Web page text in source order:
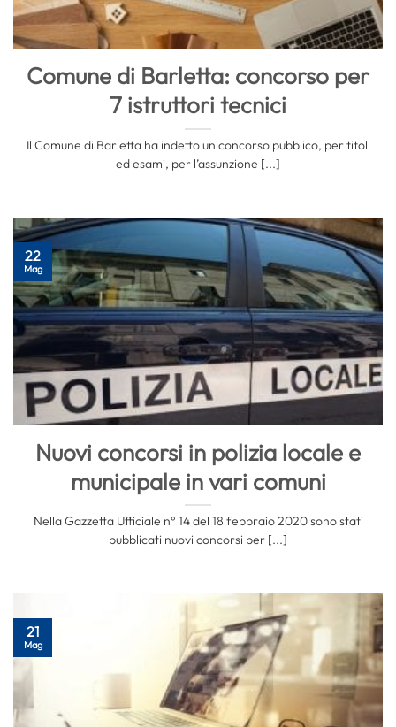
Comune di Barletta: concorso per
7 istruttori tecnici
Il Comune di Barletta ha indetto un concorso pubblico, per titoli
ed esami, per l’assunzione [...]
Nuovi concorsi in polizia locale e
municipale in vari comuni
Nella Gazzetta Ufficiale n° 14 del 18 febbraio 2020 sono stati
pubblicati nuovi concorsi per [...]
22
Mag
21
Mag